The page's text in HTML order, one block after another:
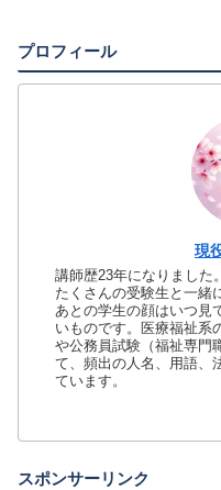
プロフィール
現
講師歴23年になりました
たくさんの受験生と一緒
あとの学生の顔はいつ見
いものです。医療福祉系
や公務員試験（福祉専門
て、頻出の人名、用語、
ています。
スポンサーリンク